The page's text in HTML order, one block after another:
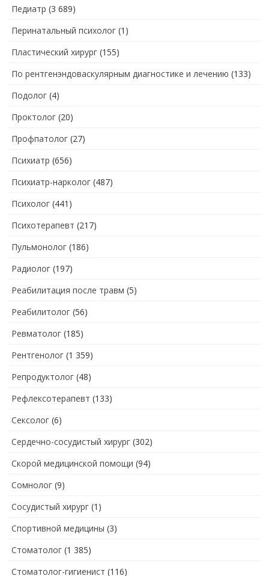
Педиатр (3 689)
Перинатальный психолог (1)
Пластический хирург (155)
По рентгенэндоваскулярным диагностике и лечению (133)
Подолог (4)
Проктолог (20)
Профпатолог (27)
Психиатр (656)
Психиатр-нарколог (487)
Психолог (441)
Психотерапевт (217)
Пульмонолог (186)
Радиолог (197)
Реабилитация после травм (5)
Реабилитолог (56)
Ревматолог (185)
Рентгенолог (1 359)
Репродуктолог (48)
Рефлексотерапевт (133)
Сексолог (6)
Сердечно-сосудистый хирург (302)
Скорой медицинской помощи (94)
Сомнолог (9)
Сосудистый хирург (1)
Спортивной медицины (3)
Стоматолог (1 385)
Стоматолог-гигиенист (116)